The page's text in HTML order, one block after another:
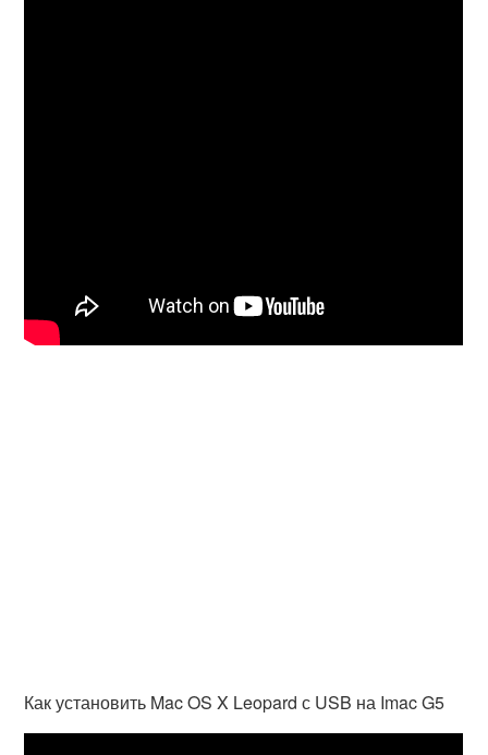
Как установить Mac OS X Leopard с USB на Imac G5